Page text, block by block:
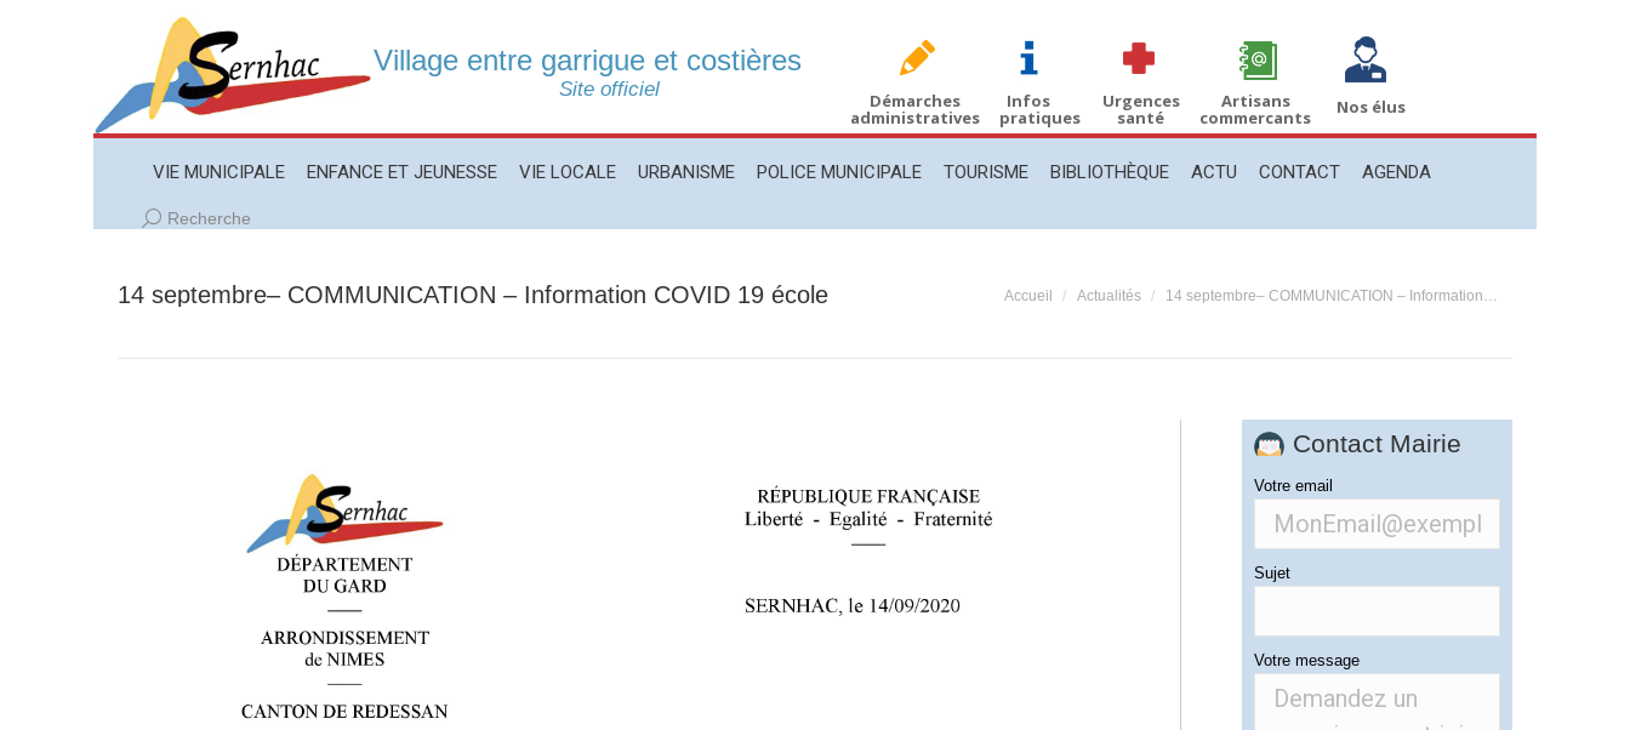
Village entre garrigue et costières
Site officiel Démarches
administratives
Infos
pratiques
Urgences
santé
Artisans
commercants Nos élus
VIE MUNICIPALE ENFANCE ET JEUNESSE VIE LOCALE URBANISME POLICE MUNICIPALE TOURISME BIBLIOTHÈQUE ACTU CONTACT AGENDA
Recherche
Recherche
14 septembre– COMMUNICATION – Information COVID 19 école Vous êtes ici :
Accueil Actualités 14 septembre– COMMUNICATION – Information…
Contact Mairie
Votre email
Sujet
Votre message
VIE MUNICIPALE ENFANCE ET JEUNESSE VIE LOCALE URBANISME POLICE MUNICIPALE TOURISME BIBLIOTHÈQUE CONTACT AGENDA